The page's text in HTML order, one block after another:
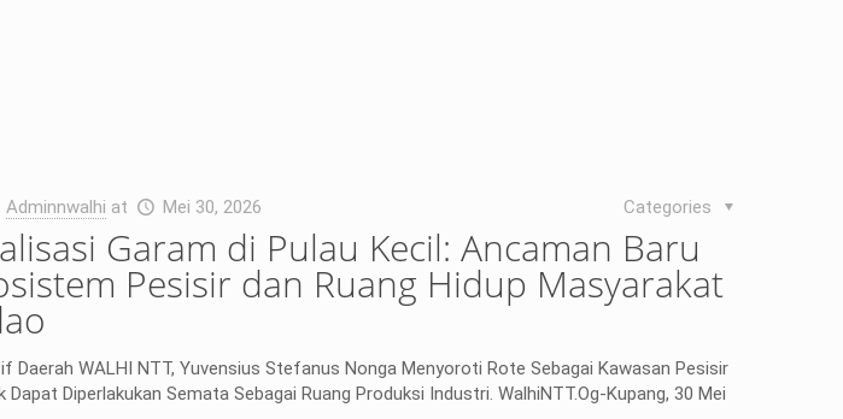
Adminnwalhi at Mei 30, 2026 Categories
Garam di Pulau Kecil: Ancaman Baru
Pesisir dan Ruang Hidup Masyarakat
Daerah WALHI NTT, Yuvensius Stefanus Nonga Menyoroti Rote Sebagai Kawasan Pesisir
Dapat Diperlakukan Semata Sebagai Ruang Produksi Industri. WalhiNTT.Og-Kupang, 30 Mei